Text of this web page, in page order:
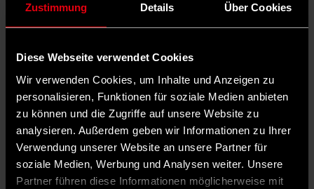
Zustimmung Details Über Cookies
Diese Webseite verwendet Cookies
Wir verwenden Cookies, um Inhalte und Anzeigen zu
personalisieren, Funktionen für soziale Medien anbieten
zu können und die Zugriffe auf unsere Website zu
analysieren. Außerdem geben wir Informationen zu Ihrer
Verwendung unserer Website an unsere Partner für
soziale Medien, Werbung und Analysen weiter. Unsere
Partner führen diese Informationen möglicherweise mit
Auf Facebook teilen